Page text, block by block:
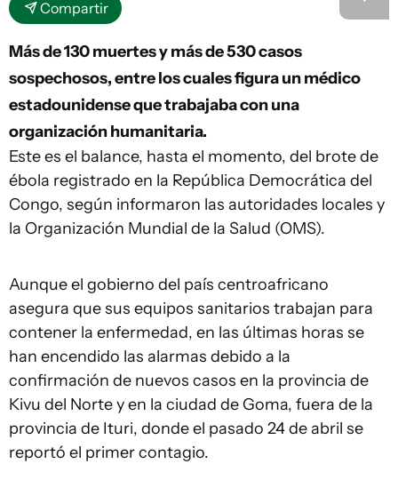
Compartir
Más de 130 muertes y más de 530 casos
sospechosos, entre los cuales figura un médico
estadounidense que trabajaba con una
organización humanitaria.
Este es el balance, hasta el momento, del brote de
ébola registrado en la República Democrática del
Congo, según informaron las autoridades locales y
la Organización Mundial de la Salud (OMS).
Aunque el gobierno del país centroafricano
asegura que sus equipos sanitarios trabajan para
contener la enfermedad, en las últimas horas se
han encendido las alarmas debido a la
confirmación de nuevos casos en la provincia de
Kivu del Norte y en la ciudad de Goma, fuera de la
provincia de Ituri, donde el pasado 24 de abril se
reportó el primer contagio.